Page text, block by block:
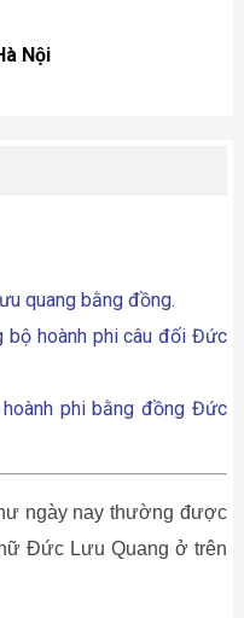
Nội
quang bằng đồng.
bộ hoành phi câu đối Đức
phi bằng đồng Đức
ngày nay thường được
Đức Lưu Quang ở trên